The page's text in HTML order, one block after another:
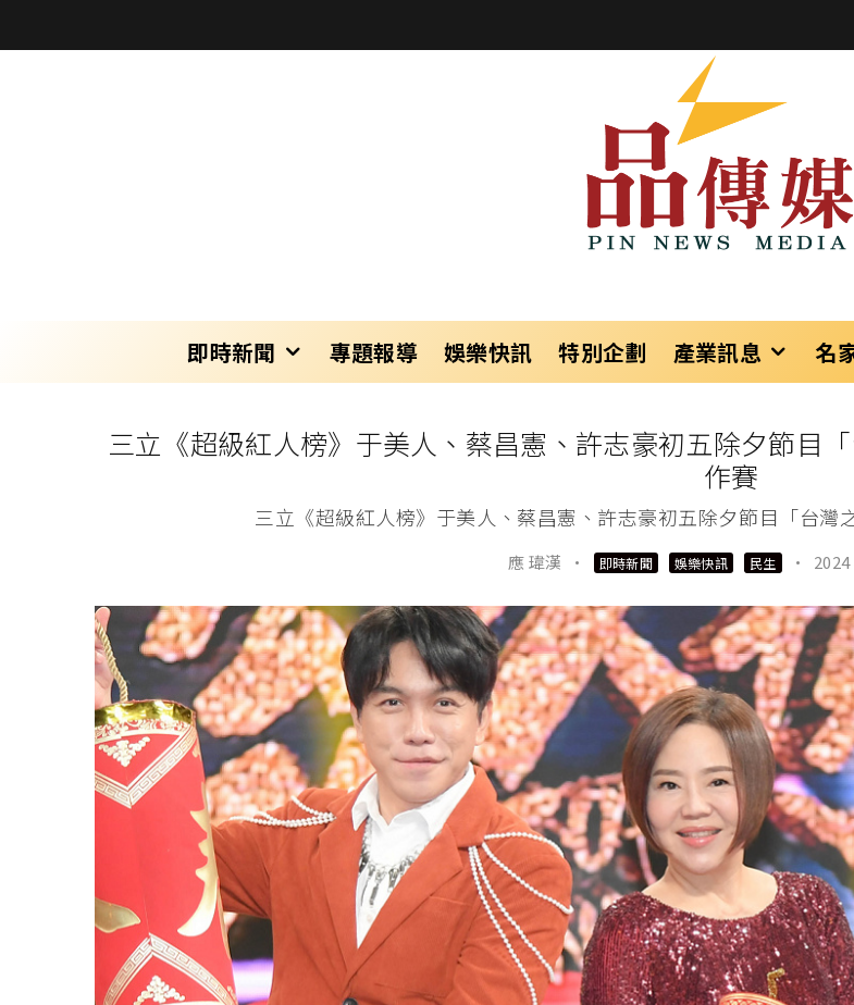
即時新聞 專題報導 娛樂快訊 特別企劃 產業訊息 名
三立《超級紅人榜》于美人、蔡昌憲、許志豪初五除夕節目
作賽
三立《超級紅人榜》于美人、蔡昌憲、許志豪初五除夕節目「台灣
應 瑋漢 · 即時新聞 娛樂快訊 民生 · 2024